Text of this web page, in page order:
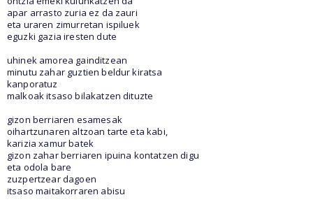
apar arrasto zuria ez da zauri
eta uraren zimurretan ispiluek
eguzki gazia iresten dute
uhinek amorea gainditzean
minutu zahar guztien beldur kiratsa
kanporatuz
malkoak itsaso bilakatzen dituzte
gizon berriaren esamesak
oihartzunaren altzoan tarte eta kabi,
karizia xamur batek
gizon zahar berriaren ipuina kontatzen digu
eta odola bare
zuzpertzear dagoen
itsaso maitakorraren abisu